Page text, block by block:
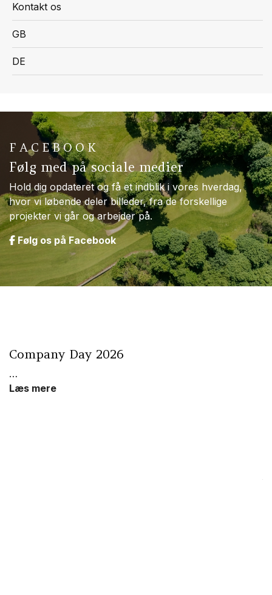
Kontakt os
GB
DE
FACEBOOK
Følg med på sociale medier
Hold dig opdateret og få et indblik i vores hverdag,
hvor vi løbende deler billeder, fra de forskellige
projekter vi går og arbejder på.
Følg os på Facebook
Company Day 2026
…
Læs mere